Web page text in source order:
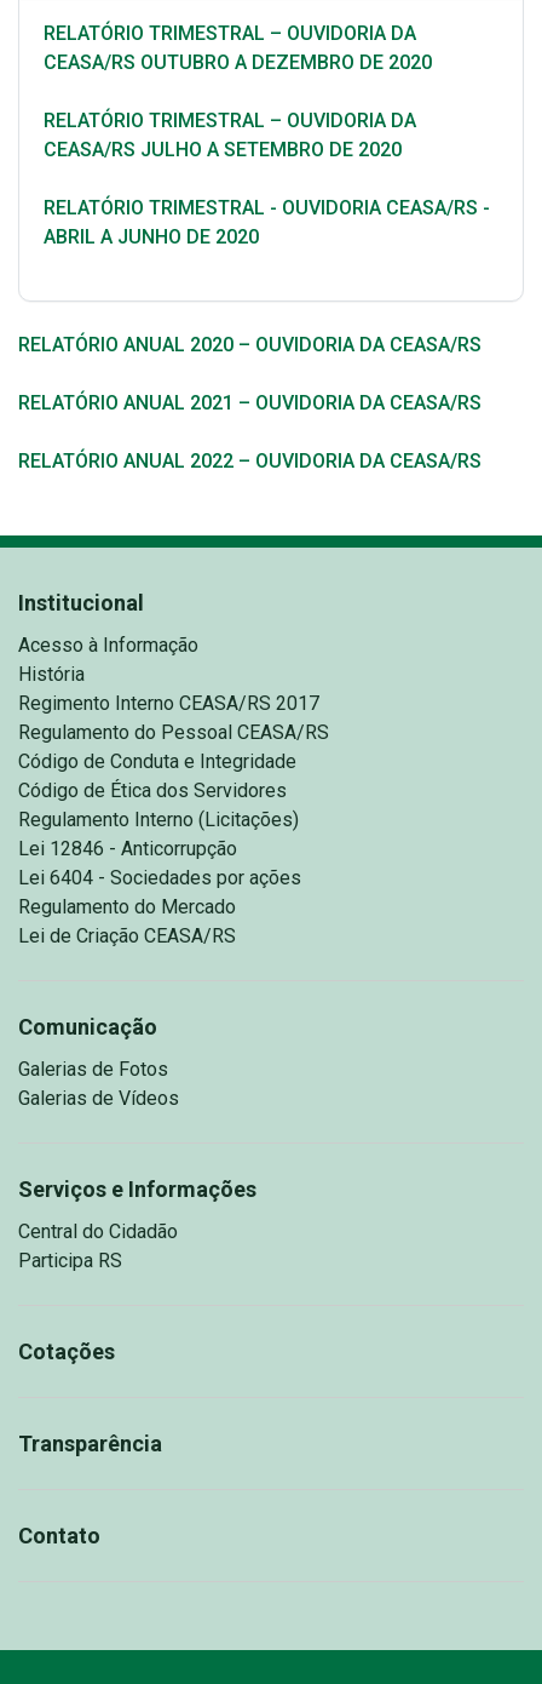
RELATÓRIO TRIMESTRAL – OUVIDORIA DA
CEASA/RS OUTUBRO A DEZEMBRO DE 2020
RELATÓRIO TRIMESTRAL – OUVIDORIA DA
CEASA/RS JULHO A SETEMBRO DE 2020
RELATÓRIO TRIMESTRAL - OUVIDORIA CEASA/RS -
ABRIL A JUNHO DE 2020
RELATÓRIO ANUAL 2020 – OUVIDORIA DA CEASA/RS
RELATÓRIO ANUAL 2021 – OUVIDORIA DA CEASA/RS
RELATÓRIO ANUAL 2022 – OUVIDORIA DA CEASA/RS
Institucional
Acesso à Informação
História
Regimento Interno CEASA/RS 2017
Regulamento do Pessoal CEASA/RS
Código de Conduta e Integridade
Código de Ética dos Servidores
Regulamento Interno (Licitações)
Lei 12846 - Anticorrupção
Lei 6404 - Sociedades por ações
Regulamento do Mercado
Lei de Criação CEASA/RS
Comunicação
Galerias de Fotos
Galerias de Vídeos
Serviços e Informações
Central do Cidadão
Participa RS
Cotações
Transparência
Contato